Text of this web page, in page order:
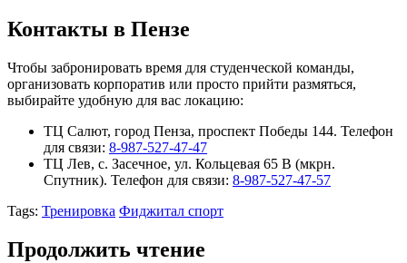
Контакты в Пензе
Чтобы забронировать время для студенческой команды,
организовать корпоратив или просто прийти размяться,
выбирайте удобную для вас локацию:
ТЦ Салют, город Пенза, проспект Победы 144. Телефон
для связи: 8-987-527-47-47
ТЦ Лев, с. Засечное, ул. Кольцевая 65 В (мкрн.
Спутник). Телефон для связи: 8-987-527-47-57
Tags: Тренировка Фиджитал спорт
Продолжить чтение